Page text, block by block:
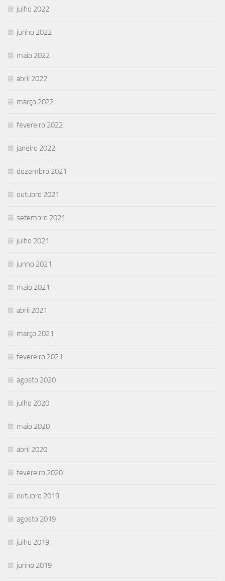
julho 2022
junho 2022
maio 2022
abril 2022
março 2022
fevereiro 2022
janeiro 2022
dezembro 2021
outubro 2021
setembro 2021
julho 2021
junho 2021
maio 2021
abril 2021
março 2021
fevereiro 2021
agosto 2020
julho 2020
maio 2020
abril 2020
fevereiro 2020
outubro 2019
agosto 2019
julho 2019
junho 2019